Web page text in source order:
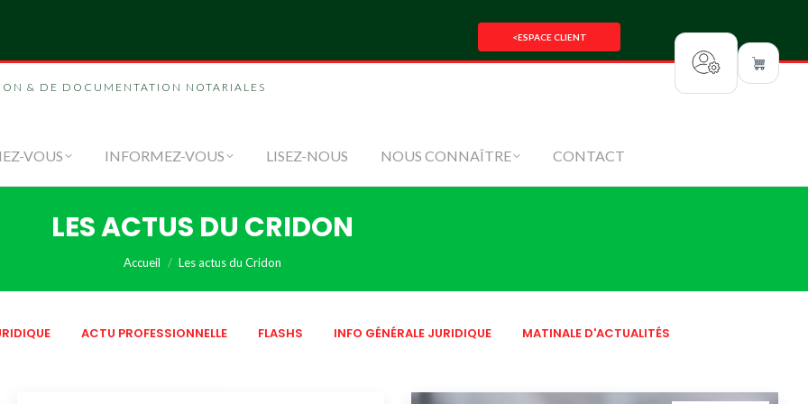
& DE DOCUMENTATION NOTARIALES
<ESPACE CLIENT
VOUS INFORMEZ-VOUS LISEZ-NOUS NOUS CONNAÎTRE CONTACT
LES ACTUS DU CRIDON
Accueil Les actus du Cridon
ACTU PROFESSIONNELLE FLASHS INFO GÉNÉRALE JURIDIQUE MATINALE D'ACTUALITÉS
NOUS CONNAÎTRE CONTACT